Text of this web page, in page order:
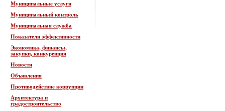
Муниципальные услуги
Муниципальный контроль
Муниципальная служба
Показатели эффективности
Экономика, финансы,
закупки, конкуренция
Новости
Объявления
Противодействие коррупции
Архитектура и
градостроительство